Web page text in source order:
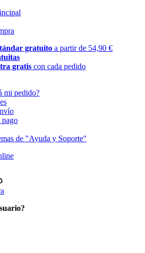
gratuito a partir de 54,90 €
gratis con cada pedido
mi pedido?
pago
de "Ayuda y Soporte"